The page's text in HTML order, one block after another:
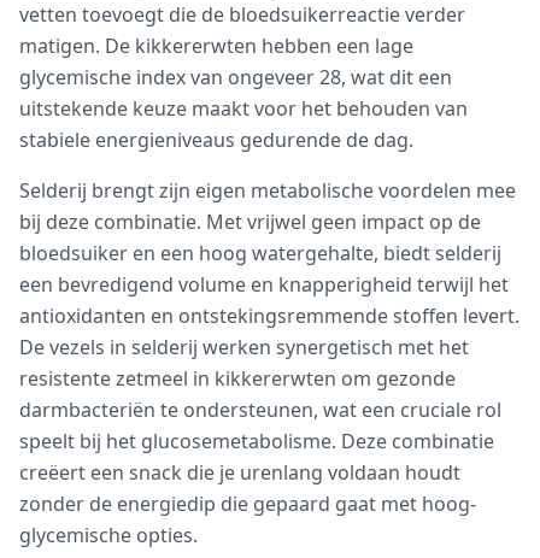
vetten toevoegt die de bloedsuikerreactie verder
matigen. De kikkererwten hebben een lage
glycemische index van ongeveer 28, wat dit een
uitstekende keuze maakt voor het behouden van
stabiele energieniveaus gedurende de dag.
Selderij brengt zijn eigen metabolische voordelen mee
bij deze combinatie. Met vrijwel geen impact op de
bloedsuiker en een hoog watergehalte, biedt selderij
een bevredigend volume en knapperigheid terwijl het
antioxidanten en ontstekingsremmende stoffen levert.
De vezels in selderij werken synergetisch met het
resistente zetmeel in kikkererwten om gezonde
darmbacteriën te ondersteunen, wat een cruciale rol
speelt bij het glucosemetabolisme. Deze combinatie
creëert een snack die je urenlang voldaan houdt
zonder de energiedip die gepaard gaat met hoog-
glycemische opties.